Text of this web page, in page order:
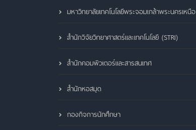
มหาวิทยาลัยเทคโนโลยีพระจอมเกล้าพระนครเหนือ
สำนักวิจัยวิทยาศาสตร์และเทคโนโลยี (STRI)
สำนักคอมพิวเตอร์และสารสนเทศ
สำนักหอสมุด
กองกิจการนักศึกษา